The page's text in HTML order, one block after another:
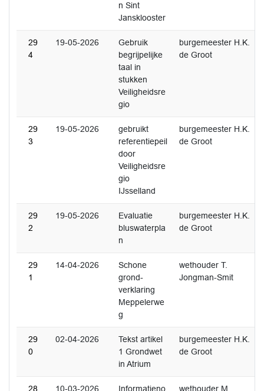
n Sint
Jansklooster
29
4
19-05-2026
Gebruik
begrijpelijke
taal in
stukken
Veiligheidsre
gio
burgemeester H.K.
de Groot
29
3
19-05-2026
gebruikt
referentiepeil
door
Veiligheidsre
gio
IJsselland
burgemeester H.K.
de Groot
29
2
19-05-2026
Evaluatie
bluswaterpla
n
burgemeester H.K.
de Groot
29
1
14-04-2026
Schone
grond-
verklaring
Meppelerwe
g
wethouder T.
Jongman-Smit
29
0
02-04-2026
Tekst artikel
1 Grondwet
in Atrium
burgemeester H.K.
de Groot
28 10-03-2026 Informatieno wethouder M.